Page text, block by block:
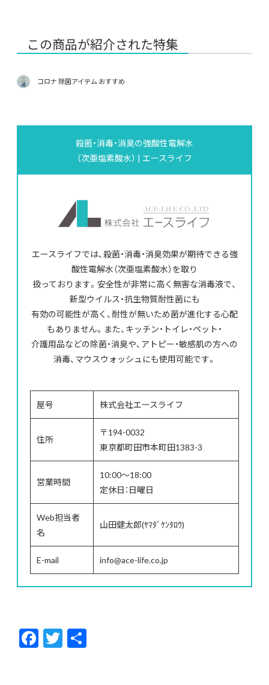
この商品が紹介された特集
コロナ 除菌アイテム おすすめ
殺菌・消毒・消臭の強酸性電解水
（次亜塩素酸水） | エースライフ
エースライフでは、殺菌・消毒・消臭効果が期待できる強
酸性電解水（次亜塩素酸水）を取り
扱っております。安全性が非常に高く無害な消毒液で、
新型ウイルス・抗生物質耐性菌にも
有効の可能性が高く、耐性が無いため菌が進化する心配
もありません。また、キッチン・トイレ・ペット・
介護用品などの除菌・消臭や、アトピー・敏感肌の方への
消毒、マウスウォッシュにも使用可能です。
屋号 株式会社エースライフ
住所
〒194-0032
東京都町田市本町田1383-3
営業時間
10:00～18:00
定休日：日曜日
Web担当者
名
山田健太郎(ﾔﾏﾀﾞｹﾝﾀﾛｳ)
E-mail info@ace-life.co.jp
F
ac
T
w